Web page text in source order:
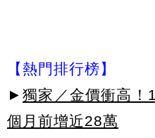
【熱門排行榜】
► 獨家／金價衝高！
個月前增近28萬